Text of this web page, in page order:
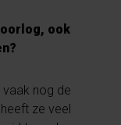
ook
vaak nog de
ze veel